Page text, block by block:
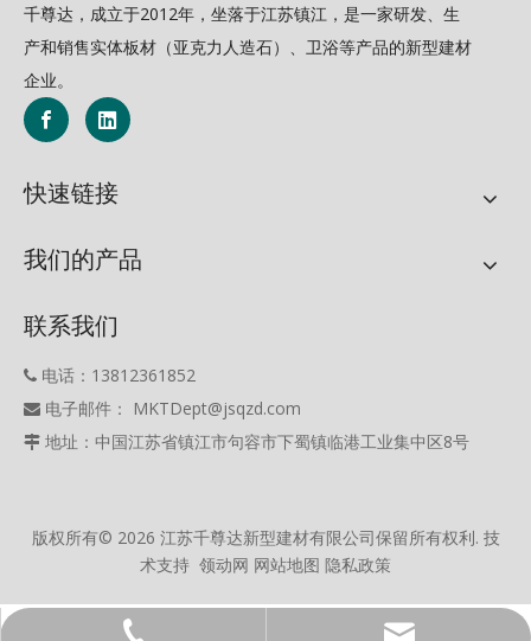
千尊达，成立于2012年，坐落于江苏镇江，是一家研发、生
产和销售实体板材（亚克力人造石）、卫浴等产品的新型建材
企业。
快速链接
我们的产品
联系我们
 电话：13812361852
 电子邮件： MKTDept@jsqzd.com
 地址：中国江苏省镇江市句容市下蜀镇临港工业集中区8号
版权所有© 2026 江苏千尊达新型建材有限公司保留所有权利. 技
术支持 领动网 网站地图 隐私政策